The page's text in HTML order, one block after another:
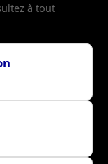
à tout